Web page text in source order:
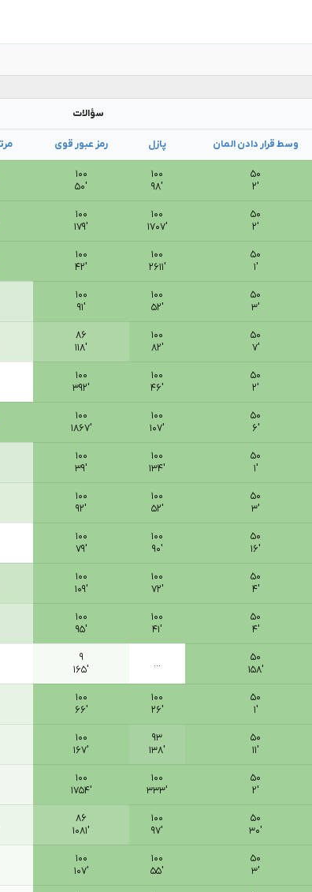
سؤالات
وسط قرار دادن المان
پازل رمز عبور قوی
۵۰
۲′
۱۰۰
۹۸′
۱۰۰
۵۰′
۵۰
۲′
۱۰۰
۱۷۰۷′
۱۰۰
۱۷۹′
۵۰
۱′
۱۰۰
۲۶۱۱′
۱۰۰
۴۲′
۵۰
۳′
۱۰۰
۵۲′
۱۰۰
۹۱′
۵۰
۷′
۱۰۰
۸۲′
۸۶
۱۱۸′
۵۰
۲′
۱۰۰
۴۶′
۱۰۰
۳۹۲′
۵۰
۶′
۱۰۰
۱۰۷′
۱۰۰
۱۸۶۷′
۵۰
۱′
۱۰۰
۱۳۴′
۱۰۰
۳۹′
۵۰
۳′
۱۰۰
۵۲′
۱۰۰
۹۲′
۵۰
۱۶′
۱۰۰
۹۰′
۱۰۰
۷۹′
۵۰
۴′
۱۰۰
۷۲′
۱۰۰
۱۰۹′
۵۰
۴′
۱۰۰
۴۱′
۱۰۰
۹۵′
۵۰
۱۵۸′
...
۹
۱۶۵′
۵۰
۱′
۱۰۰
۲۶′
۱۰۰
۶۶′
۵۰
۱۱′
۹۳
۱۳۸′
۱۰۰
۱۶۷′
۵۰
۲′
۱۰۰
۳۳۳′
۱۰۰
۱۷۵۴′
۵۰
۳۰′
۱۰۰
۹۷′
۸۶
۱۰۸۱′
۵۰
۳′
۱۰۰
۵۵′
۱۰۰
۱۰۷′